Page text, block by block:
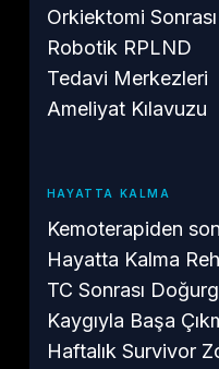
Orkiektomi
Robotik RPLND
Tedavi Merkezleri
Ameliyat Kılavuzu
HAYATTA KALMA
Kemoterapiden
Hayatta Kalma
TC Sonrası
Kaygıyla Başa
Haftalık Survivor